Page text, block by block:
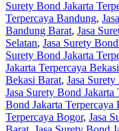
Surety Bond Jakarta
Terpercaya Bandung,
Bandung Barat, Jasa
Selatan, Jasa Surety
Surety Bond Jakarta
Jakarta Terpercaya Bekasi
Bekasi Barat, Jasa
Jasa Surety Bond
Bond Jakarta Terpercaya
Terpercaya Bogor, Jasa